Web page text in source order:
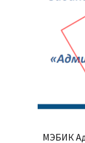
МЭБИК